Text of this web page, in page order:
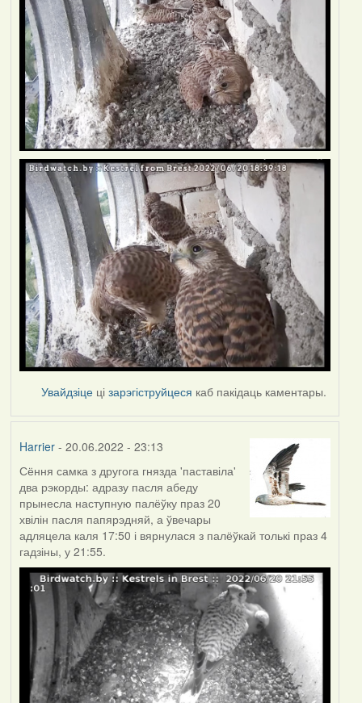
Увайдзіце цізарэгіструйцеся каб пакідаць каментары.
Harrier- 20.06.2022 - 23:13
Сёння самка з другога гнязда 'паставіла'
два рэкорды: адразу пасля абеду
прынесла наступную палёўку праз 20
хвілін пасля папярэдняй, а ўвечары
адляцела каля 17:50 і вярнулася з палёўкай толькі праз 4
гадзіны, у 21:55.